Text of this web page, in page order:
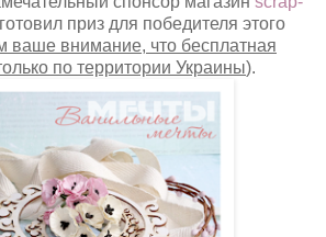
приз для победителя этого
ваше внимание, что бесплатная
по территории Украины).